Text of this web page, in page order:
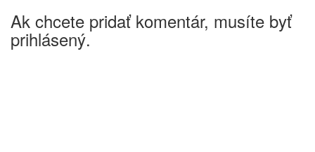
Ak chcete pridať komentár, musíte byť
prihlásený.